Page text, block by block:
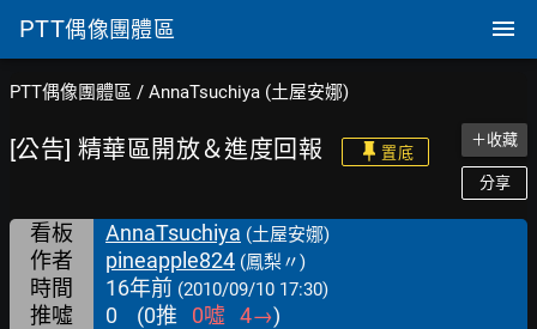
PTT偶像團體區
PTT偶像團體區 / AnnaTsuchiya (土屋安娜)
[公告] 精華區開放＆進度回報 置底
＋收藏
分享
看板 AnnaTsuchiya (土屋安娜)
作者 pineapple824 (鳳梨〃)
時間 16年前 (2010/09/10 17:30)
推噓 0 (0推 0噓 4→)